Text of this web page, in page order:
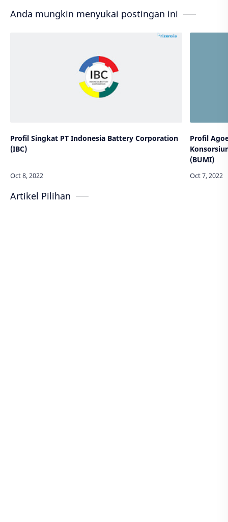
Anda mungkin menyukai postingan ini
Profil Singkat PT Indonesia Battery Corporation
(IBC)
Profil
(BUMI)
Artikel Pilihan